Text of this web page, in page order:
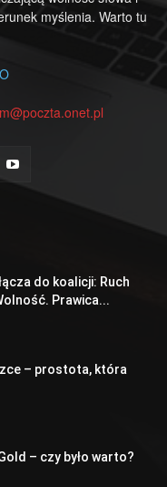
myślenia. Warto tu
do koalicji: Ruch
Prawica...
– prostota, która
– czy było warto?